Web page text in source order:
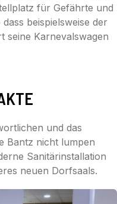
für Gefährte und
beispielsweise der
seine Karnevalswagen
und das
Bantz nicht lumpen
Sanitärinstallation
neuen Dorfsaals.